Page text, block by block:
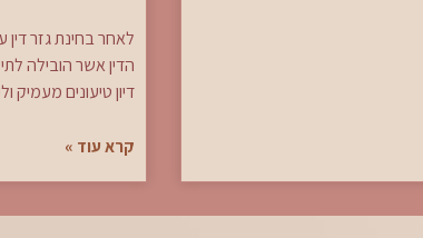
לאחר בחינת גזר
הדין אשר הובילה
דיון טיעונים מעמיק
קרא עוד »